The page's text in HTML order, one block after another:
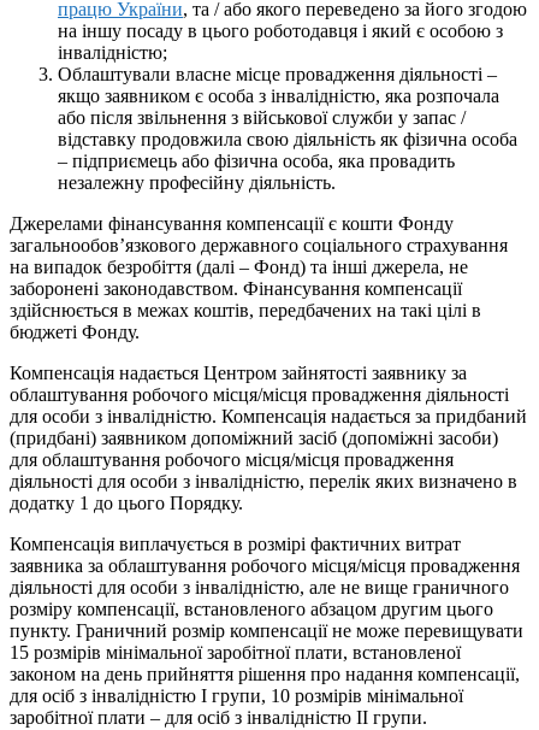
працю України, та / або якого переведено за його згодою
на іншу посаду в цього роботодавця і який є особою з
інвалідністю;
Облаштували власне місце провадження діяльності –
якщо заявником є особа з інвалідністю, яка розпочала
або після звільнення з військової служби у запас /
відставку продовжила свою діяльність як фізична особа
– підприємець або фізична особа, яка провадить
незалежну професійну діяльність.
Джерелами фінансування компенсації є кошти Фонду
загальнообов’язкового державного соціального страхування
на випадок безробіття (далі – Фонд) та інші джерела, не
заборонені законодавством. Фінансування компенсації
здійснюється в межах коштів, передбачених на такі цілі в
бюджеті Фонду.
Компенсація надається Центром зайнятості заявнику за
облаштування робочого місця/місця провадження діяльності
для особи з інвалідністю. Компенсація надається за придбаний
(придбані) заявником допоміжний засіб (допоміжні засоби)
для облаштування робочого місця/місця провадження
діяльності для особи з інвалідністю, перелік яких визначено в
додатку 1 до цього Порядку.
Компенсація виплачується в розмірі фактичних витрат
заявника за облаштування робочого місця/місця провадження
діяльності для особи з інвалідністю, але не вище граничного
розміру компенсації, встановленого абзацом другим цього
пункту. Граничний розмір компенсації не може перевищувати
15 розмірів мінімальної заробітної плати, встановленої
законом на день прийняття рішення про надання компенсації,
для осіб з інвалідністю I групи, 10 розмірів мінімальної
заробітної плати – для осіб з інвалідністю II групи.